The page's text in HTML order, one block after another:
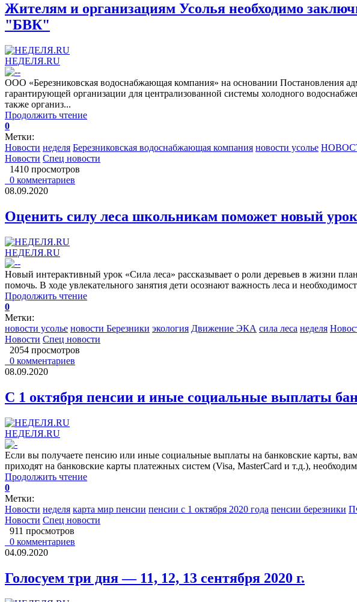
Жителям и организациям Усолья необходимо
"БВК"
НЕДЕЛЯ.RU
ООО «Березниковская водоснабжающая компания» на основании Постановления
гарантирующей организации для централизованной системы холодного
также организ...
Продолжить чтение
0
Метки:
Новости неделя Березниковская водоснабжающая компания новости усолье
Новости Спец новости
1410 просмотров
0 комментариев
08.09.2020
Оценить силу леса школьникам поможет новый
НЕДЕЛЯ.RU
Новый интерактивный урок «Сила леса» рассказывает о роли деревьев в жизни
помочь. В ходе увлекательного занятия дети осознают важность леса и
Продолжить чтение
0
Метки:
новости усолье новости Березники экология Движение ЭКА сила леса неделя
Новости Спец новости
2054 просмотров
0 комментариев
08.09.2020
С 1 октября пенсии и иные социальные выплаты
НЕДЕЛЯ.RU
Если вы получаете пенсию или иные социальные выплаты на банковские карты,
приходят на банковские карты платежных систем (Visa, MasterCard и т.д.),
Продолжить чтение
0
Метки:
Новости неделя карта мир пенсии пенсии с 1 октября 2020 года пенсии березники
Новости Спец новости
911 просмотров
0 комментариев
04.09.2020
Голосуем три дня — 11, 12, 13 сентября 2020 г.